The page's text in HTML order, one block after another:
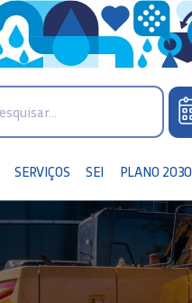
SERVIÇOS SEI PLANO 2030